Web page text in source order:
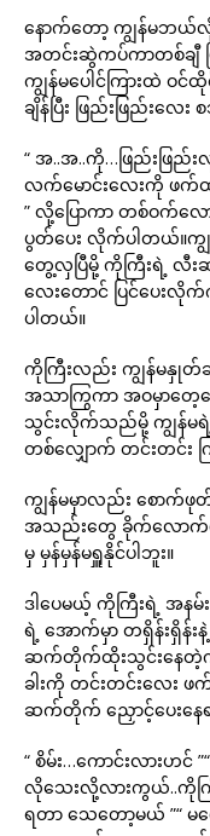
နောက်တော့ ကျွန်မဘယ်လို
အတင်းဆွဲကပ်ကာတစ်ချီ ပ
ကျွန်မပေါင်ကြားထဲ ဝ
ချိန်ပြီး ဖြည်းဖြည်းလ
“ အ..အ..ကို…ဖြည်းဖြည်း
လက်မောင်းလေးကို ဖက်ထ
” လို့ပြောကာ တစ်ဝက်လ
ပွတ်ပေး လိုက်ပါတယ်။ကျွန်
တွေ့လှပြီမို့ ကိုကြီးရဲ့ လီး
လေးတောင် ပြင်ပေးလို
ပါတယ်။
ကိုကြီးလည်း ကျွန်မနှုတ်
အသာကြွကာ အဝမှာတေ့
သွင်းလိုက်သည်မို့ ကျွန်မရဲ့
တစ်လျှောက် တင်းတင်း
ကျွန်မမှာလည်း စောက်
အသည်းတွေ ခိုက်လောက်
မှ မှန်မှန်မရှူနိုင်ပါဘူး။
ဒါပေမယ့် ကိုကြီးရဲ့
ရဲ့ အောက်မှာ တရှိန်းရှိန်
ဆက်တိုက်ထိုးသွင်းနေတဲ့
ခါးကို တင်းတင်းလေး
ဆက်တိုက် ညှောင့်ပေးနေ
“ စိမ်း…ကောင်းလားဟင်
လိုသေးလို့လားကွယ်..ကိုကြီ
ရတာ သေတော့မယ် ”“ မ